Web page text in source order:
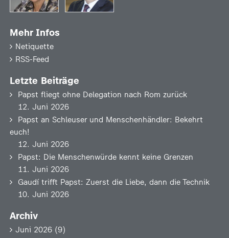
Mehr Infos
Netiquette
RSS-Feed
Letzte Beiträge
Papst fliegt ohne Delegation nach Rom zurück
12. Juni 2026
Papst an Schleuser und Menschenhändler: Bekehrt
euch!
12. Juni 2026
Papst: Die Menschenwürde kennt keine Grenzen
11. Juni 2026
Gaudí trifft Papst: Zuerst die Liebe, dann die Technik
10. Juni 2026
Archiv
Juni 2026(9)